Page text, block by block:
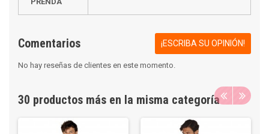
Comentarios ¡ESCRIBA SU OPINIÓN!
No hay reseñas de clientes en este momento.
30 productos más en la misma categoría